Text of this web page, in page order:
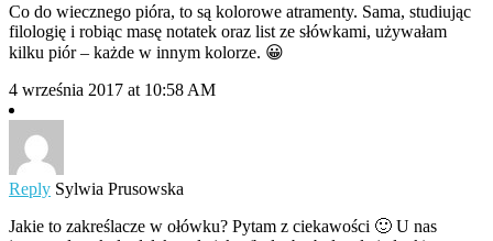
Co do wiecznego pióra, to są kolorowe atramenty. Sama, studiując
filologię i robiąc masę notatek oraz list ze słówkami, używałam
kilku piór – każde w innym kolorze. 😀
4 września 2017 at 10:58 AM
Reply Sylwia Prusowska
Jakie to zakreślacze w ołówku? Pytam z ciekawości 🙂 U nas